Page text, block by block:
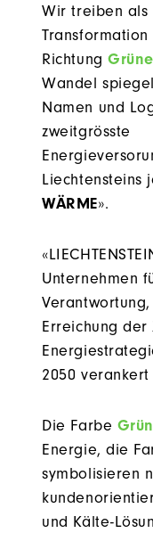
Wir treiben als
Richtung
Wandel
Namen und
zweitgrösste
Liechtensteins
WÄRME».
Unternehmen
Erreichung
2050 verankert
Die Farbe Grün
Energie, die
symbolisieren
und Kälte-